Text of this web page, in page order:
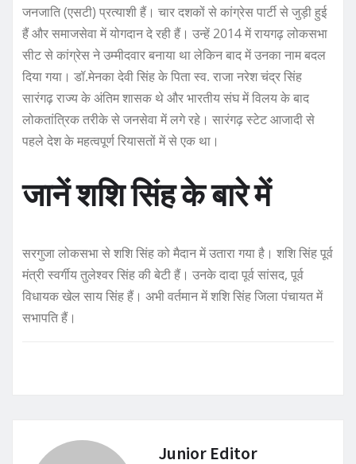
जनजाति (एसटी) प्रत्याशी हैं। चार दशकों से कांग्रेस पार्टी से जुड़ी हुई
हैं और समाजसेवा में योगदान दे रही हैं। उन्हें 2014 में रायगढ़ लोकसभा
सीट से कांग्रेस ने उम्मीदवार बनाया था लेकिन बाद में उनका नाम बदल
दिया गया। डॉ.मेनका देवी सिंह के पिता स्व. राजा नरेश चंद्र सिंह
सारंगढ़ राज्य के अंतिम शासक थे और भारतीय संघ में विलय के बाद
लोकतांत्रिक तरीके से जनसेवा में लगे रहे। सारंगढ़ स्टेट आजादी से
पहले देश के महत्वपूर्ण रियासतों में से एक था।
जानें शशि सिंह के बारे में
सरगुजा लोकसभा से शशि सिंह को मैदान में उतारा गया है। शशि सिंह पूर्व
मंत्री स्वर्गीय तुलेश्वर सिंह की बेटी हैं। उनके दादा पूर्व सांसद, पूर्व
विधायक खेल साय सिंह हैं। अभी वर्तमान में शशि सिंह जिला पंचायत में
सभापति हैं।
Junior Editor